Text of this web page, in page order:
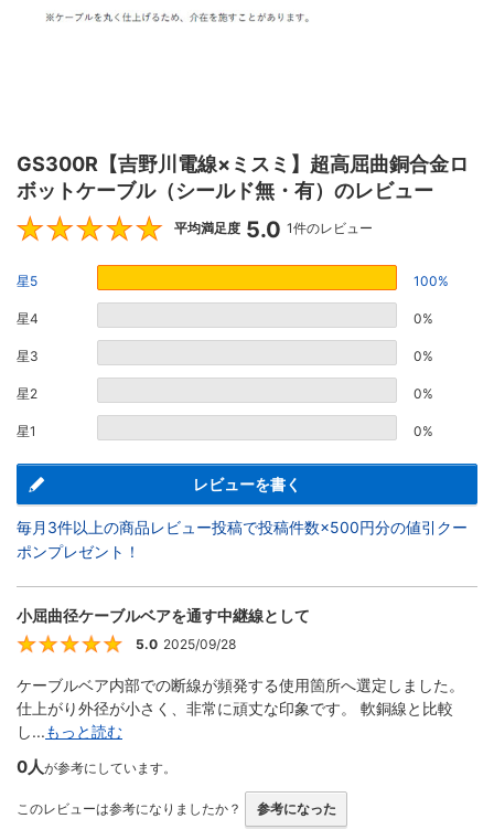
GS300R【吉野川電線×ミスミ】超高屈曲銅合金ロ
ボットケーブル（シールド無・有）のレビュー
5
平均満足度 5.0 1件のレビュー
星5 100%
星4 0%
星3 0%
星2 0%
星1 0%
レビューを書く
毎月3件以上の商品レビュー投稿で投稿件数×500円分の値引クー
ポンプレゼント！
小屈曲径ケーブルベアを通す中継線として
5
5.0 2025/09/28
ケーブルベア内部での断線が頻発する使用箇所へ選定しました。
仕上がり外径が小さく、非常に頑丈な印象です。 軟銅線と比較
し...もっと読む
0人が参考にしています。
このレビューは参考になりましたか？ 参考になった